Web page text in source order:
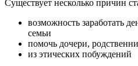
Существует несколько причин
возможность заработать
семьи
помочь дочери,
из этических побуждений